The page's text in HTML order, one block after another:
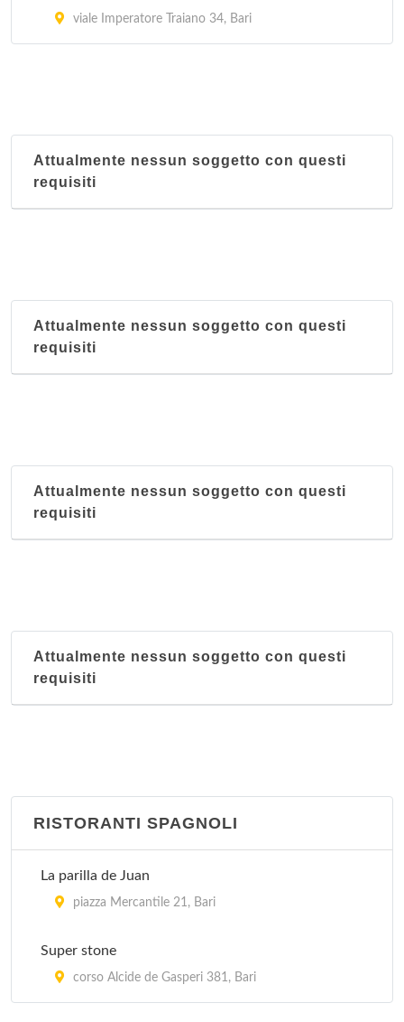
viale Imperatore Traiano 34, Bari
Attualmente nessun soggetto con questi
requisiti
Attualmente nessun soggetto con questi
requisiti
Attualmente nessun soggetto con questi
requisiti
Attualmente nessun soggetto con questi
requisiti
RISTORANTI SPAGNOLI
La parilla de Juan
piazza Mercantile 21, Bari
Super stone
corso Alcide de Gasperi 381, Bari